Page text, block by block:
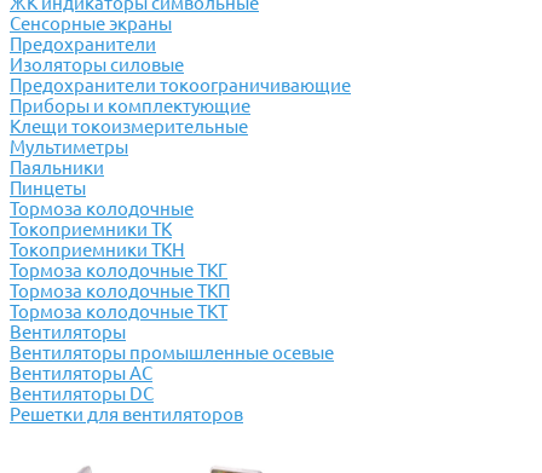
Сенсорные экраны
Предохранители
Изоляторы силовые
Предохранители токоограничивающие
Приборы и комплектующие
Клещи токоизмерительные
Мультиметры
Паяльники
Пинцеты
Тормоза колодочные
Токоприемники ТК
Токоприемники ТКН
Тормоза колодочные ТКГ
Тормоза колодочные ТКП
Тормоза колодочные ТКТ
Вентиляторы
Вентиляторы промышленные осевые
Вентиляторы АС
Вентиляторы DC
Решетки для вентиляторов